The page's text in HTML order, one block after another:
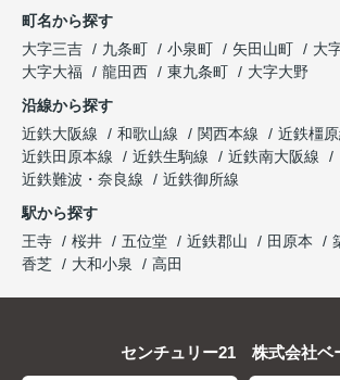
町名から探す
大字三吉
九条町 小泉町 矢田山町 大
大字大福
龍田西 東九条町
大字大野
沿線から探す
近鉄大阪線
和歌山線 関西本線 近鉄橿
近鉄田原本線
近鉄生駒線
近鉄南大阪線
近鉄難波・奈良線
近鉄御所線
駅から探す
王寺
桜井 五位堂 近鉄郡山 田原本
香芝
大和小泉 高田
センチュリー21 株式会社ベ